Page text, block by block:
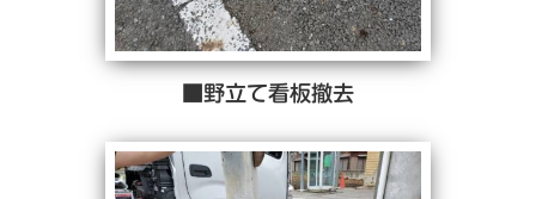
■野立て看板撤去